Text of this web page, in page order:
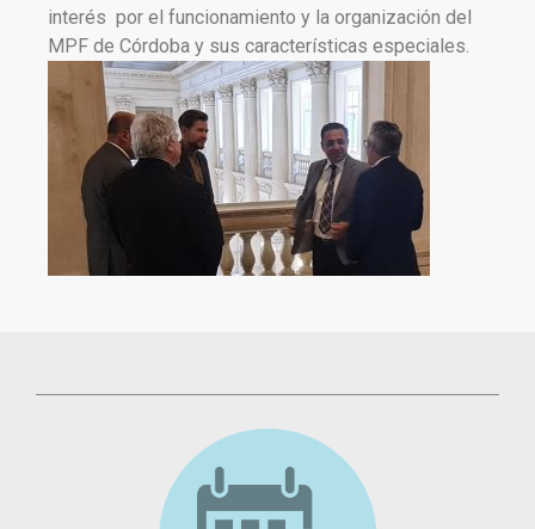
interés por el funcionamiento y la organización del
MPF de Córdoba y sus características especiales.